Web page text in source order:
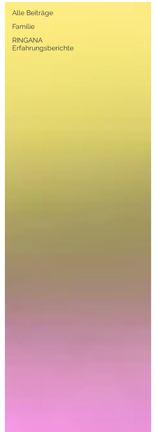
Alle Beiträge
Familie
RINGANA
Erfahrungsberichte